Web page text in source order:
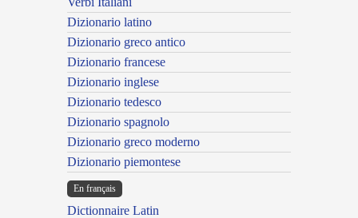
Dizionario latino
Dizionario greco antico
Dizionario francese
Dizionario inglese
Dizionario tedesco
Dizionario spagnolo
Dizionario greco moderno
Dizionario piemontese
En français
Dictionnaire Latin